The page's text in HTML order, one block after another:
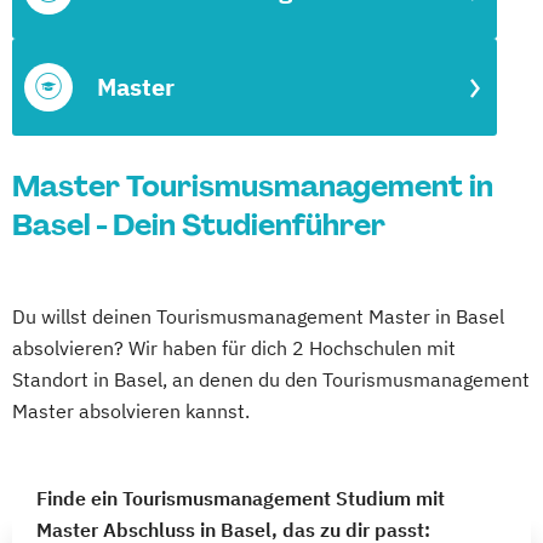
Master
Master Tourismusmanagement in
Basel - Dein Studienführer
Du willst deinen Tourismusmanagement Master in Basel
absolvieren? Wir haben für dich 2 Hochschulen mit
Standort in Basel, an denen du den Tourismusmanagement
Master absolvieren kannst.
Finde ein Tourismusmanagement Studium mit
Master Abschluss in Basel, das zu dir passt: